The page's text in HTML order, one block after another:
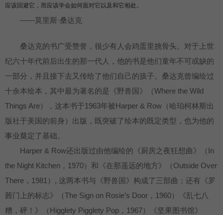
应该回避它，而应该学会如何面对它以及和它相处。
——莫里斯·桑达克
桑达克的书广受赞誉，很少有人会鸡蛋里挑骨头。对于上世
纪六十年代前后出生的那一代人，他的书是他们童年不可或缺的
一部分，并且接下去又传给了他们自己的孩子。桑达克曾编绘过
十余本绘本，其中最为著名的是《野兽国》（Where the Wild
Things Are），这本书于1963年被Harper & Row（哈珀柯林斯出
版社于美国的前身）出版，既突破了绘本的既定类型，也为他的
事业奠定了基础。
Harper & Row还出版过由他编绘的《厨房之夜狂想曲》（In
the Night Kitchen，1970）和《在那遥远的地方》（Outside Over
There，1981）, 这两本书与《野兽国》构成了三部曲；还有《罗
茜门上的标志》（The Sign on Rosie’s Door，1960）《乱七八
糟，砰！》（Higglety Pigglety Pop，1967）《坚果图书馆》